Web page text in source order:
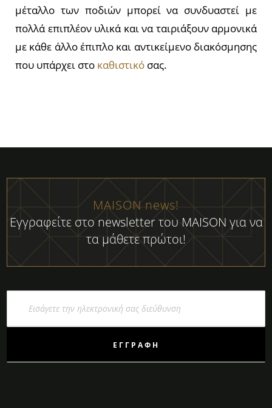
μέταλλο των ποδιών μπορεί να συνδυαστεί με
πολλά επιπλέον υλικά και να ταιριάξουν αρμονικά
με κάθε άλλο έπιπλο και αντικείμενο διακόσμησης
που υπάρχει στο καθιστικό σας.
MAISON news!
Εγγραφείτε στο newsletter του MAISON για να
τα μάθετε πρώτοι!
ΕΓΓΡΑΦΉ